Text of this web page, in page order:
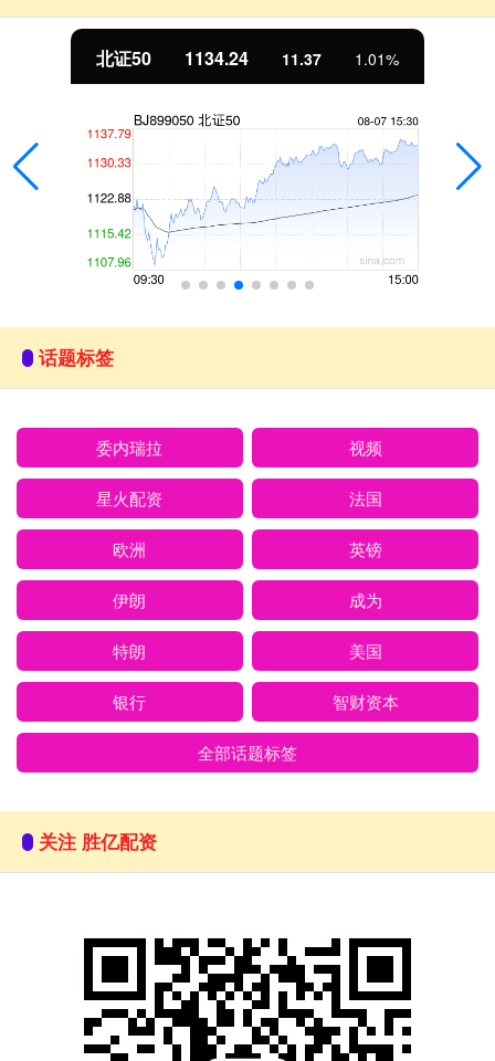
北证50 1134.24 11.37 1.01%
话题标签
委内瑞拉 视频
星火配资 法国
欧洲 英镑
伊朗 成为
特朗 美国
银行 智财资本
全部话题标签
关注 胜亿配资